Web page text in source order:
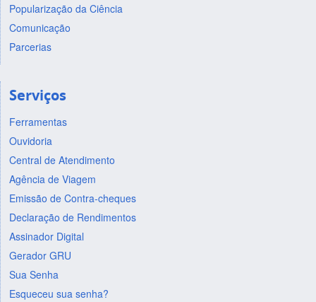
Popularização da Ciência
Comunicação
Parcerias
Serviços
Ferramentas
Ouvidoria
Central de Atendimento
Agência de Viagem
Emissão de Contra-cheques
Declaração de Rendimentos
Assinador Digital
Gerador GRU
Sua Senha
Esqueceu sua senha?